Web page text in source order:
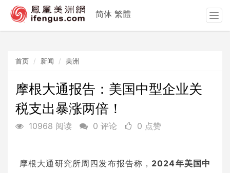
首页 新闻 美洲
摩根大通报告：美国中型企业关
税支出暴涨两倍！
10968 阅读 0 评论 0 点赞
摩根大通研究所周四发布报告称， 2024年美国中
简体 繁體
T
o
i